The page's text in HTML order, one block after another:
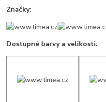
Značky:
Dostupné barvy a velikosti: